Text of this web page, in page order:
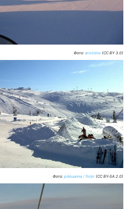
Фото: aristidov (CC BY 3.0)
Фото: pikkuanna / flickr (CC BY-SA 2.0)